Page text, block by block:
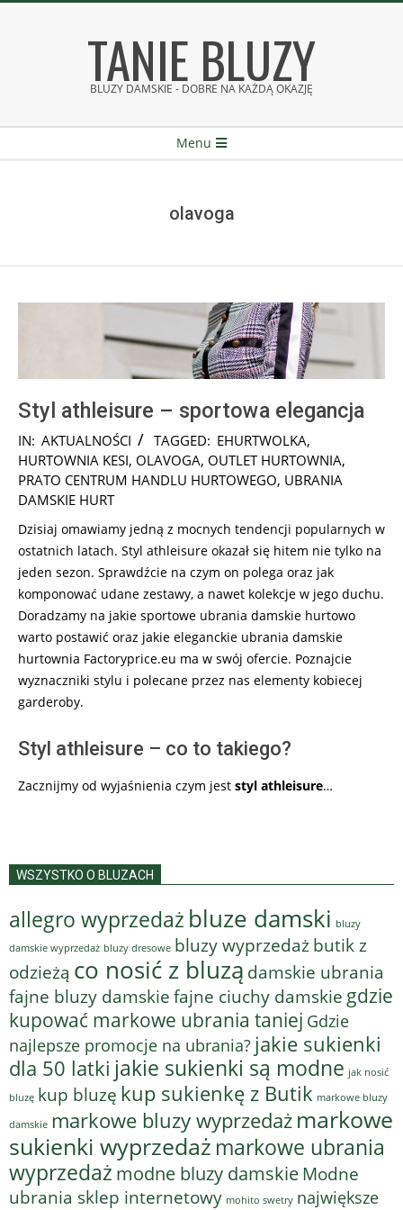
TANIE BLUZY
BLUZY DAMSKIE - DOBRE NA KAŻDĄ OKAZJĘ
Menu
olavoga
Styl athleisure – sportowa elegancja
2024-
11-
03
IN: AKTUALNOŚCI TAGGED: EHURTWOLKA,
HURTOWNIA KESI, OLAVOGA, OUTLET HURTOWNIA,
PRATO CENTRUM HANDLU HURTOWEGO, UBRANIA
DAMSKIE HURT
Dzisiaj omawiamy jedną z mocnych tendencji popularnych w
ostatnich latach. Styl athleisure okazał się hitem nie tylko na
jeden sezon. Sprawdźcie na czym on polega oraz jak
komponować udane zestawy, a nawet kolekcje w jego duchu.
Doradzamy na jakie sportowe ubrania damskie hurtowo
warto postawić oraz jakie eleganckie ubrania damskie
hurtownia Factoryprice.eu ma w swój ofercie. Poznajcie
wyznaczniki stylu i polecane przez nas elementy kobiecej
garderoby.
Styl athleisure – co to takiego?
Zacznijmy od wyjaśnienia czym jest styl athleisure…
WSZYSTKO O BLUZACH
allegro wyprzedaż bluze damski bluzy
damskie wyprzedaż bluzy dresowe bluzy wyprzedaż butik z
odzieżą co nosić z bluzą damskie ubrania
fajne bluzy damskiefajne ciuchy damskie gdzie
kupować markowe ubrania taniej Gdzie
najlepsze promocje na ubrania? jakie sukienki
dla 50 latki jakie sukienki są modne jak nosić
bluzę kup bluzę kup sukienkę z Butik markowe bluzy
damskie markowe bluzy wyprzedaż markowe
sukienki wyprzedaż markowe ubrania
wyprzedaż modne bluzy damskie Modne
ubrania sklep internetowy mohito swetry największe